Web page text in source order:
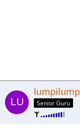
lumpilump
Senior Guru